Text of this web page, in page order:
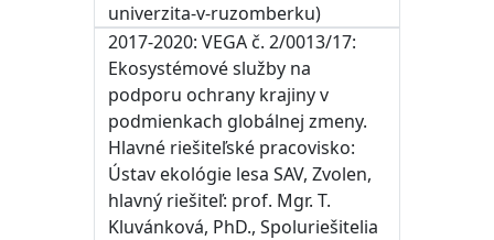
univerzita-v-ruzomberku)
2017-2020: VEGA č. 2/0013/17:
Ekosystémové služby na
podporu ochrany krajiny v
podmienkach globálnej zmeny.
Hlavné riešiteľské pracovisko:
Ústav ekológie lesa SAV, Zvolen,
hlavný riešiteľ: prof. Mgr. T.
Kluvánková, PhD., Spoluriešitelia